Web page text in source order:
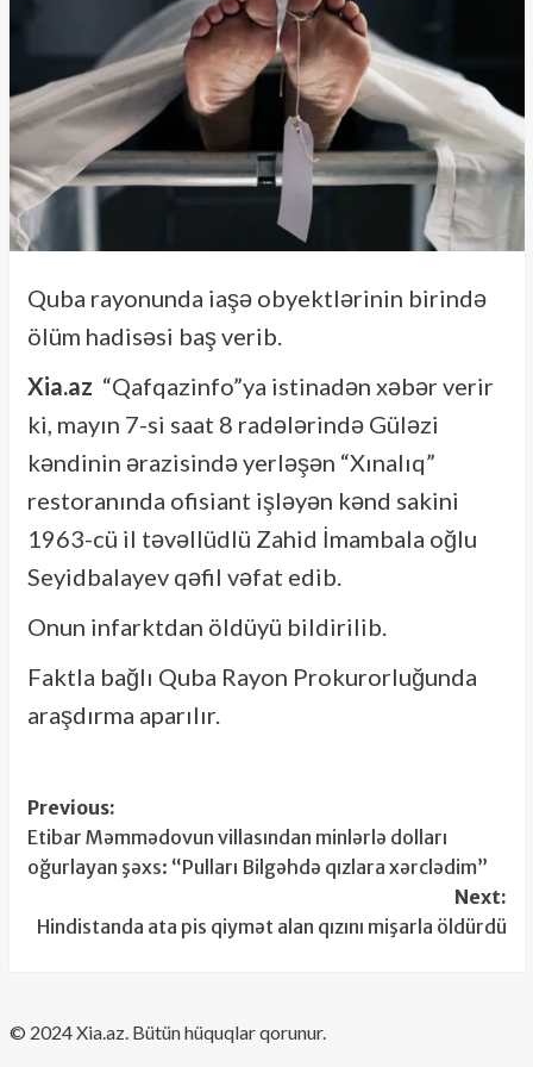
Quba rayonunda iaşə obyektlərinin birində
ölüm hadisəsi baş verib.
Xia.az “Qafqazinfo”ya istinadən xəbər verir
ki, mayın 7-si saat 8 radələrində Güləzi
kəndinin ərazisində yerləşən “Xınalıq”
restoranında ofisiant işləyən kənd sakini
1963-cü il təvəllüdlü Zahid İmambala oğlu
Seyidbalayev qəfil vəfat edib.
Onun infarktdan öldüyü bildirilib.
Faktla bağlı Quba Rayon Prokurorluğunda
araşdırma aparılır.
Post
navigation
Previous:
Etibar Məmmədovun villasından minlərlə dolları
oğurlayan şəxs: “Pulları Bilgəhdə qızlara xərclədim”
Next:
Hindistanda ata pis qiymət alan qızını mişarla öldürdü
​© 2024 Xia.az. Bütün hüquqlar qorunur.